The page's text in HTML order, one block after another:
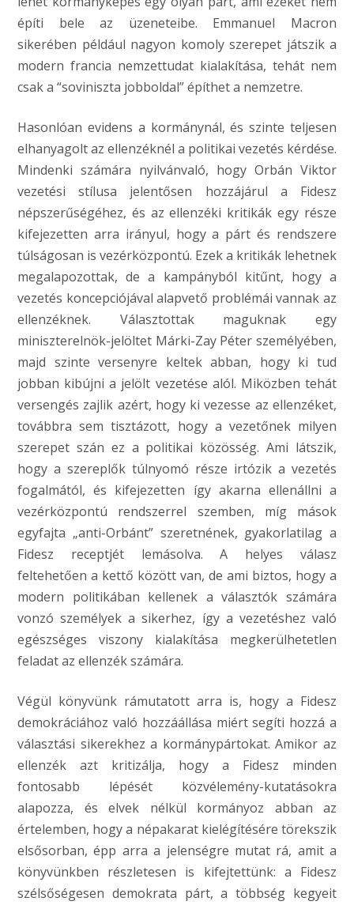
építi bele az üzeneteibe. Emmanuel Macron
sikerében például nagyon komoly szerepet játszik a
modern francia nemzettudat kialakítása, tehát nem
csak a “soviniszta jobboldal” építhet a nemzetre.
Hasonlóan evidens a kormánynál, és szinte teljesen
elhanyagolt az ellenzéknél a politikai vezetés kérdése.
Mindenki számára nyilvánvaló, hogy Orbán Viktor
vezetési stílusa jelentősen hozzájárul a Fidesz
népszerűségéhez, és az ellenzéki kritikák egy része
kifejezetten arra irányul, hogy a párt és rendszere
túlságosan is vezérközpontú. Ezek a kritikák lehetnek
megalapozottak, de a kampányból kitűnt, hogy a
vezetés koncepciójával alapvető problémái vannak az
ellenzéknek. Választottak maguknak egy
miniszterelnök-jelöltet Márki-Zay Péter személyében,
majd szinte versenyre keltek abban, hogy ki tud
jobban kibújni a jelölt vezetése alól. Miközben tehát
versengés zajlik azért, hogy ki vezesse az ellenzéket,
továbbra sem tisztázott, hogy a vezetőnek milyen
szerepet szán ez a politikai közösség. Ami látszik,
hogy a szereplők túlnyomó része irtózik a vezetés
fogalmától, és kifejezetten így akarna ellenállni a
vezérközpontú rendszerrel szemben, míg mások
egyfajta „anti-Orbánt” szeretnének, gyakorlatilag a
Fidesz receptjét lemásolva. A helyes válasz
feltehetően a kettő között van, de ami biztos, hogy a
modern politikában kellenek a választók számára
vonzó személyek a sikerhez, így a vezetéshez való
egészséges viszony kialakítása megkerülhetetlen
feladat az ellenzék számára.
Végül könyvünk rámutatott arra is, hogy a Fidesz
demokráciához való hozzáállása miért segíti hozzá a
választási sikerekhez a kormánypártokat. Amikor az
ellenzék azt kritizálja, hogy a Fidesz minden
fontosabb lépését közvélemény-kutatásokra
alapozza, és elvek nélkül kormányoz abban az
értelemben, hogy a népakarat kielégítésére törekszik
elsősorban, épp arra a jelenségre mutat rá, amit a
könyvünkben részletesen is kifejtettünk: a Fidesz
szélsőségesen demokrata párt, a többség kegyeit